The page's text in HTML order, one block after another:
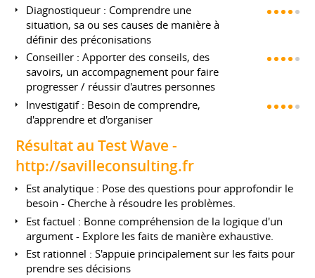
Diagnostiqueur : Comprendre une
situation, sa ou ses causes de manière à
définir des préconisations
Conseiller : Apporter des conseils, des
savoirs, un accompagnement pour faire
progresser / réussir d'autres personnes
Investigatif : Besoin de comprendre,
d'apprendre et d'organiser
Résultat au Test Wave -
http://savilleconsulting.fr
Est analytique : Pose des questions pour approfondir le
besoin - Cherche à résoudre les problèmes.
Est factuel : Bonne compréhension de la logique d'un
argument - Explore les faits de manière exhaustive.
Est rationnel : S'appuie principalement sur les faits pour
prendre ses décisions